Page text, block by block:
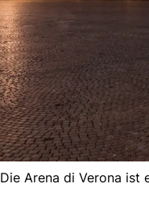
Die Arena di Verona ist